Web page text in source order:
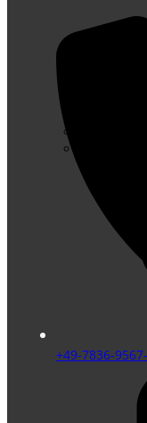
Lektorat
+49-7836-